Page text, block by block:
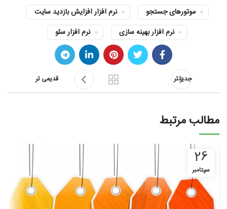
موتورهای جستجو
نرم افزار افزایش بازدید سایت
نرم افزار بهینه سازی
نرم افزار سئو
جدیدتر قدیمی تر
مطالب مرتبط
26
سپتامبر